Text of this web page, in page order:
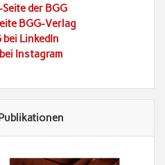
der BGG
BGG-Verlag
bei LinkedIn
Instagram